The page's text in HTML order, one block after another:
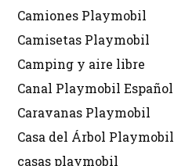
Camiones Playmobil
Camisetas Playmobil
Camping y aire libre
Canal Playmobil Español
Caravanas Playmobil
Casa del Árbol Playmobil
casas playmobil